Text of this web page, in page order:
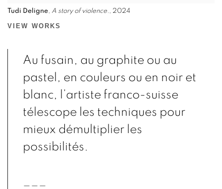
Tudi Deligne, A story of violence., 2024
VIEW WORKS
Au fusain, au graphite ou au
pastel, en couleurs ou en noir et
blanc, l’artiste franco-suisse
télescope les techniques pour
mieux démultiplier les
possibilités.